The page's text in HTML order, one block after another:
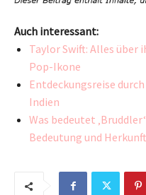
Auch interessant:
Taylor Swift: Alles über
Pop-Ikone
Entdeckungsreise
Indien
Was bedeutet
Bedeutung und Herkunft